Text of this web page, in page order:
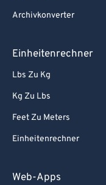
Archivkonverter
Einheitenrechner
Lbs Zu Kg
Kg Zu Lbs
Feet Zu Meters
Einheitenrechner
Web-Apps